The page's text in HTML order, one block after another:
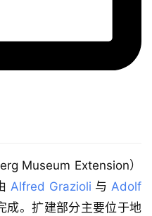
Museum Extension）
Alfred Grazioli 与 Adolf
成。扩建部分主要位于地